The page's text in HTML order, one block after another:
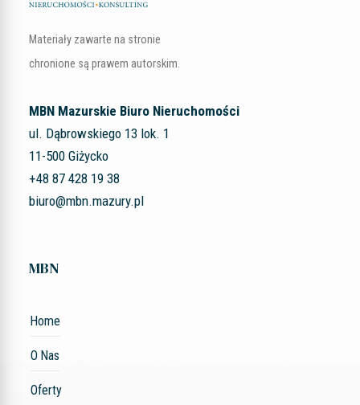
Materiały zawarte na stronie
chronione są prawem autorskim.
MBN Mazurskie Biuro Nieruchomości
ul. Dąbrowskiego 13 lok. 1
11-500 Giżycko
+48 87 428 19 38
biuro@mbn.mazury.pl
MBN
Home
O Nas
Oferty